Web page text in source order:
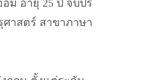
ม อายุ 25 ปี จบปริ
าสตร์ สาขาภาษา